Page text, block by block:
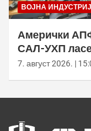
ВОЈНА
Амерички
САЛ-УХП
7. август 2026. |